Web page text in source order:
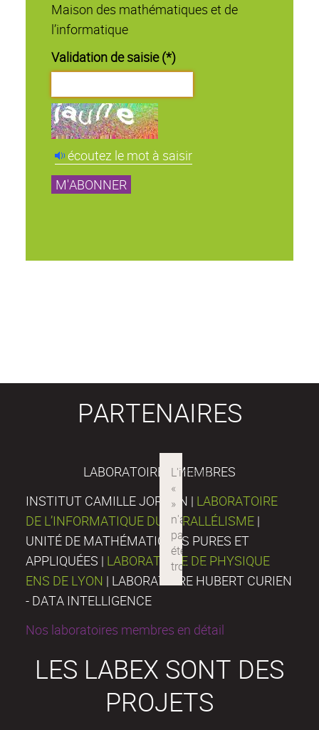
Maison des mathématiques et de
l’informatique
Validation de saisie (*)
écoutez le mot à saisir
PARTENAIRES
LABORATOIRES MEMBRES
INSTITUT CAMILLE JORDAN | LABORATOIRE
DE L’INFORMATIQUE DU PARALLÉLISME |
UNITÉ DE MATHÉMATIQUES PURES ET
APPLIQUÉES | LABORATOIRE DE PHYSIQUE
ENS DE LYON | LABORATOIRE HUBERT CURIEN
- DATA INTELLIGENCE
Nos laboratoires membres en détail
LES LABEX SONT DES
PROJETS